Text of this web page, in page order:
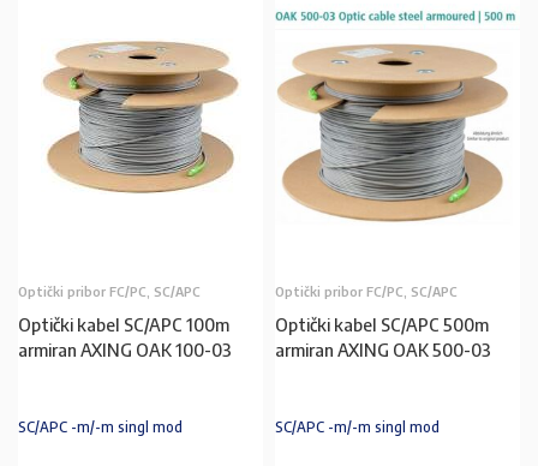
Optički pribor FC/PC, SC/APC
Optički kabel SC/APC 100m
armiran AXING OAK 100-03
SC/APC -m/-m singl mod
Optički pribor FC/PC, SC/APC
Optički kabel SC/APC 500m
armiran AXING OAK 500-03
SC/APC -m/-m singl mod